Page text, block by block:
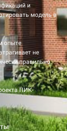
и
модель в
опыте
не
правильно
ПИК-